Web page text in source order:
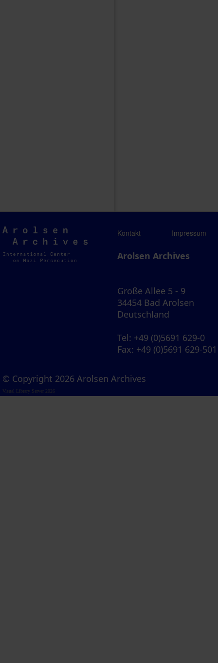
Arolsen
Archives
Kontakt Impressum
Arolsen Archives
Große Allee 5 - 9
34454 Bad Arolsen
Deutschland
Tel: +49 (0)5691 629-0
Fax: +49 (0)5691 629-501
© Copyright 2026 Arolsen Archives
Visual Library Server 2026